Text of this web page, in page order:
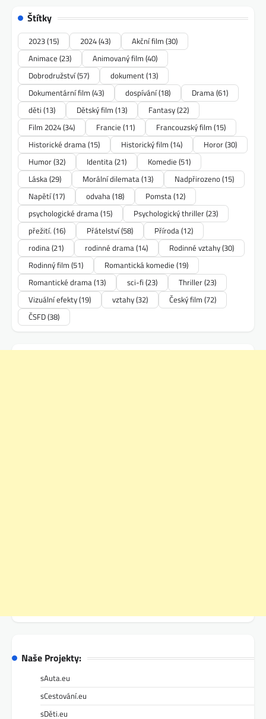
Štítky
2023(15) 2024(43) Akční film (30)
Animace (23) Animovaný film (40)
Dobrodružství(57) dokument(13)
Dokumentární film (43) dospívání(18) Drama(61)
děti (13) Dětský film (13) Fantasy(22)
Film 2024(34) Francie (11) Francouzský film (15)
Historické drama(15) Historický film (14) Horor(30)
Humor(32) Identita(21) Komedie (51)
Láska(29) Morální dilemata(13) Nadpřirozeno(15)
Napětí(17) odvaha(18) Pomsta(12)
psychologické drama(15) Psychologický thriller(23)
přežití. (16) Přátelství(58) Příroda(12)
rodina(21) rodinné drama(14) Rodinné vztahy(30)
Rodinný film (51) Romantická komedie (19)
Romantické drama(13) sci-fi (23) Thriller(23)
Vizuální efekty(19) vztahy(32) Český film (72)
ČSFD(38)
Naše Projekty:
sAuta.eu
sCestování.eu
sDěti.eu